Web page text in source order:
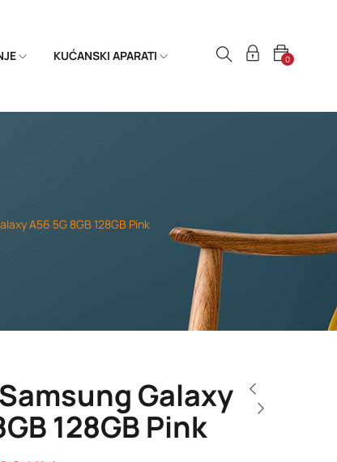
KUĆANSKI APARATI 0
A56 5G 8GB 128GB Pink
Galaxy
128GB Pink